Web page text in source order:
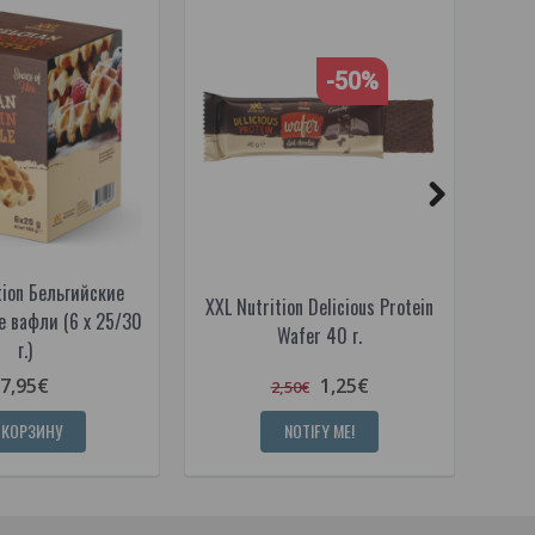
Бельгийские
вафли (6 x 25/30
г.)
7,95€
-50%
XXL Nutrition Delicious Protein
Wafer 40 г.
2,50€ 1,25€
NOTIFY ME!